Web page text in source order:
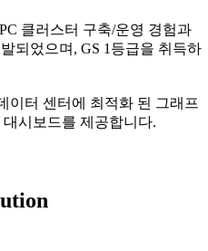
클러스터 구축/운영 경험과
되었으며, GS 1등급을 취득하
이터 센터에 최적화 된 그래프
대시보드를 제공합니다.